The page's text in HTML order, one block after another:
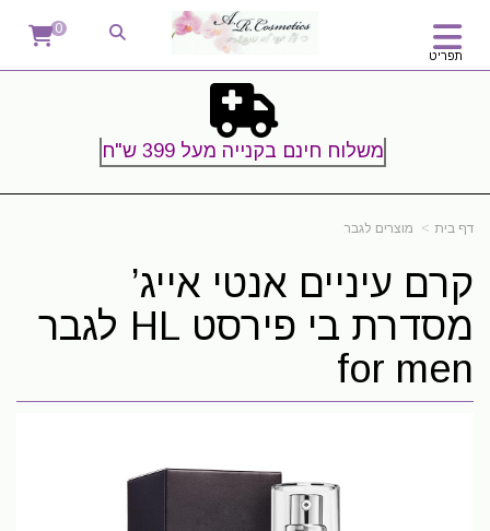
תפריט
0
משלוח חינם בקנייה מעל 399 ש"ח
דף בית מוצרים לגבר
קרם עיניים אנטי אייג’
מסדרת בי פירסט HL לגבר
for men